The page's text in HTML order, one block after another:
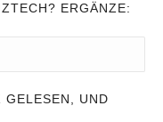
ERGÄNZE:
GELESEN, UND